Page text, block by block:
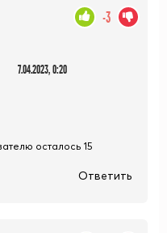
7.04.2023, 0:20
-3
осталось 15
Ответить